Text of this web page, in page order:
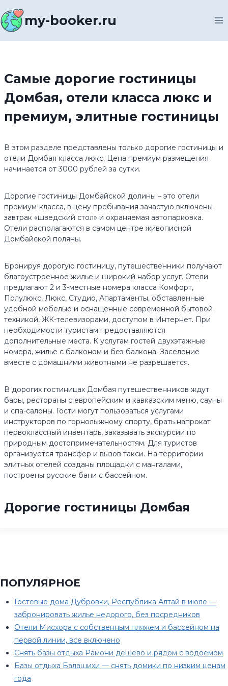
к
содержимомуmy-booker.ru
Самые дорогие гостиницы
Домбая, отели класса люкс и
премиум, элитные гостиницы
В этом разделе представлены только дорогие гостиницы и
отели Домбая класса люкс. Цена премиум размещения
начинается от 3000 рублей за сутки.
Дорогие гостиницы Домбайской долины – это отели
премиум-класса, в цену пребывания зачастую включены
завтрак «шведский стол» и охраняемая автопарковка.
Отели располагаются в самом центре живописной
Домбайской поляны.
Бронируя дорогую гостиницу, путешественники получают
благоустроенное жилье и широкий набор услуг. Отели
предлагают 2 и 3-местные номера класса Комфорт,
Полулюкс, Люкс, Студио, Апартаменты, обставленные
удобной мебелью и оснащенные современной бытовой
техникой, ЖК-телевизорами, доступом в Интернет. При
необходимости туристам предоставляются
дополнительные места. К услугам гостей двухэтажные
номера, жилье с балконом и без балкона. Заселение
вместе с домашними животными не разрешается.
В дорогих гостиницах Домбая путешественников ждут
бары, рестораны с европейским и кавказским меню, сауны
и спа-салоны. Гости могут пользоваться услугами
инструкторов по горнолыжному спорту, брать напрокат
первоклассный инвентарь, заказывать экскурсии по
природным достопримечательностям. Для туристов
организуется трансфер и вызов такси. На территории
элитных отелей созданы площадки с мангалами,
построены русские бани с бассейном.
Дорогие гостиницы Домбая
ПОПУЛЯРНОЕ
Гостевые дома Дубровки, Республика Алтай в июле —
забронировать жилье недорого, без посредников
Отели Мисхора с собственным пляжем и бассейном на
первой линии, все включено
Снять базы отдыха Рамони дешево и рядом с водоемом
Базы отдыха Балашихи — снять домики по низким ценам
года